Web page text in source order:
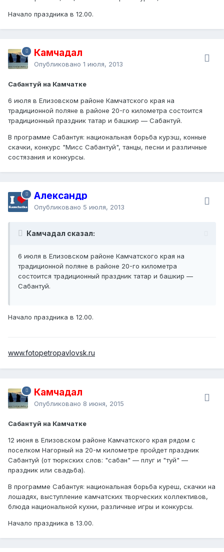
Начало праздника в 12.00.
Камчадал
Опубликовано 1 июля, 2013
Сабантуй на Камчатке
6 июля в Елизовском районе Камчатского края на
традиционной поляне в районе 20-го километра состоится
традиционный праздник татар и башкир — Сабантуй.
В программе Сабантуя: национальная борьба курэш, конные
скачки, конкурс "Мисс Сабантуй", танцы, песни и различные
состязания и конкурсы.
Александр
Опубликовано 5 июля, 2013
Камчадал сказал:
6 июля в Елизовском районе Камчатского края на
традиционной поляне в районе 20-го километра
состоится традиционный праздник татар и башкир —
Сабантуй.
Начало праздника в 12.00.
www.fotopetropavlovsk.ru
Камчадал
Опубликовано 8 июня, 2015
Сабантуй на Камчатке
12 июня в Елизовском районе Камчатского края рядом с
поселком Нагорный на 20-м километре пройдет праздник
Сабантуй (от тюркских слов: "сабан" — плуг и "туй" —
праздник или свадьба).
В программе Сабантуя: национальная борьба куреш, скачки на
лошадях, выступление камчатских творческих коллективов,
блюда национальной кухни, различные игры и конкурсы.
Начало праздника в 13.00.